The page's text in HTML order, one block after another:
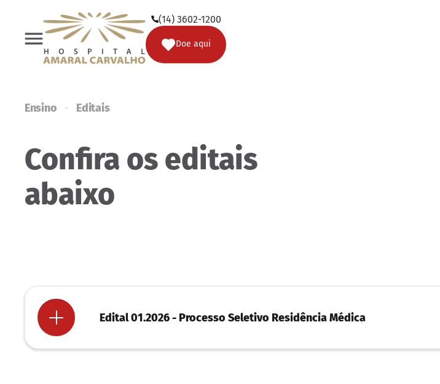
(14) 3602-1200
Doe aqui
(14) 3602-1200
Doe aqui
Ensino Editais
Confira os editais
abaixo
Edital 01.2026 - Processo Seletivo Residência Médica
Edital Residência Médica 01.2026